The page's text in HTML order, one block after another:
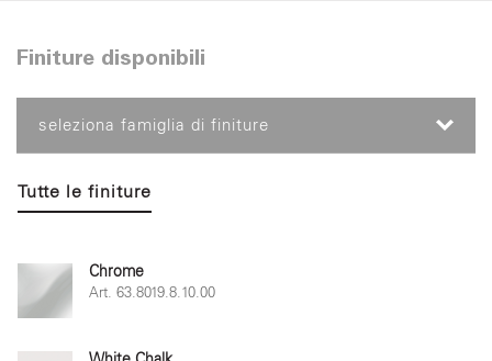
Finiture disponibili
seleziona famiglia di finiture
Tutte le finiture
Chrome
Art. 63.8019.8.10.00